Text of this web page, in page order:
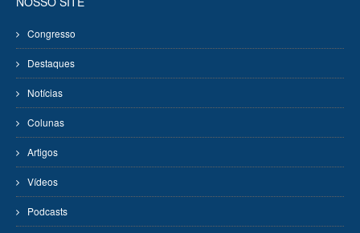
Congresso
Destaques
Notícias
Colunas
Artigos
Vídeos
Podcasts